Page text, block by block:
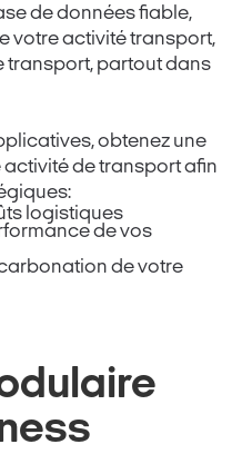
de données fiable,
votre activité transport,
transport, partout dans
obtenez une
de transport afin
logistiques
de vos
de votre